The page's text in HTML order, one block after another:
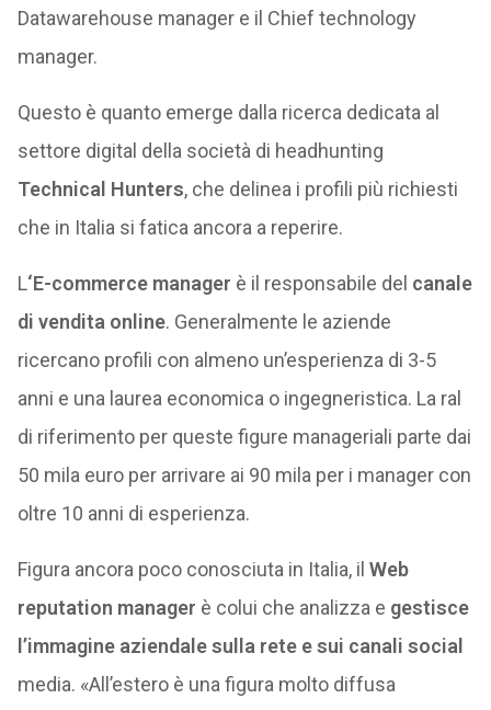
Datawarehouse manager e il Chief technology
manager.
Questo è quanto emerge dalla ricerca dedicata al
settore digital della società di headhunting
Technical Hunters, che delinea i profili più richiesti
che in Italia si fatica ancora a reperire.
L‘E-commerce manager è il responsabile del canale
di vendita online. Generalmente le aziende
ricercano profili con almeno un’esperienza di 3-5
anni e una laurea economica o ingegneristica. La ral
di riferimento per queste figure manageriali parte dai
50 mila euro per arrivare ai 90 mila per i manager con
oltre 10 anni di esperienza.
Figura ancora poco conosciuta in Italia, il Web
reputation manager è colui che analizza e gestisce
l’immagine aziendale sulla rete e sui canali social
media. «All’estero è una figura molto diffusa